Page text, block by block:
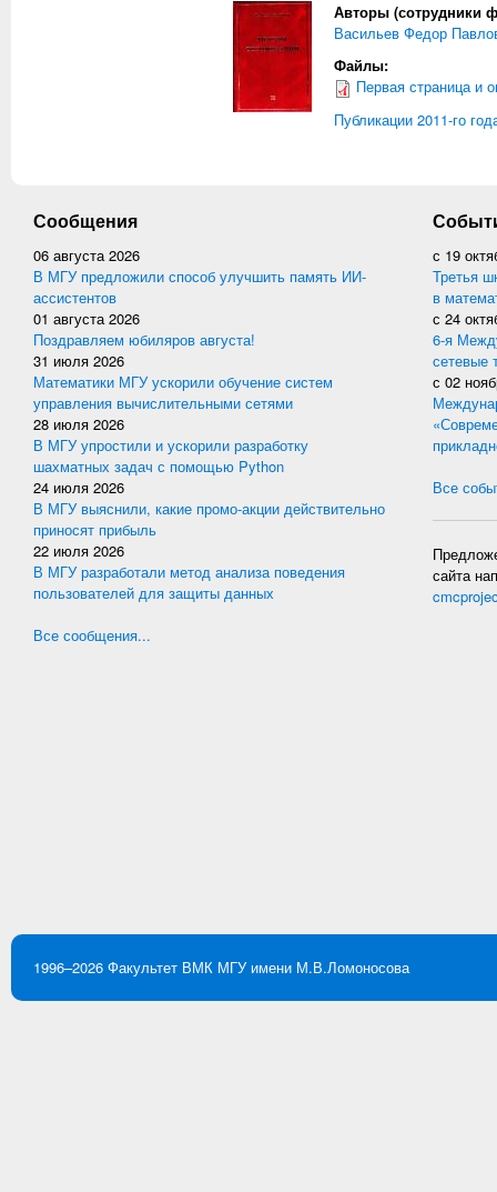
Авторы (сотрудники
Васильев Федор
Файлы:
Первая страница и
Публикации 2011-го
Сообщения
06 августа 2026
В МГУ предложили способ улучшить память ИИ-
ассистентов
01 августа 2026
Поздравляем юбиляров августа!
31 июля 2026
Математики МГУ ускорили обучение систем
управления вычислительными сетями
28 июля 2026
В МГУ упростили и ускорили разработку
шахматных задач с помощью Python
24 июля 2026
В МГУ выяснили, какие промо-акции действительно
приносят прибыль
22 июля 2026
В МГУ разработали метод анализа поведения
пользователей для защиты данных
Все сообщения...
с 19
Третья
в
с 24
6-я
сетевые
с 02
Все
сайта
1996–2026 Факультет ВМК МГУ имени М.В.Ломоносова